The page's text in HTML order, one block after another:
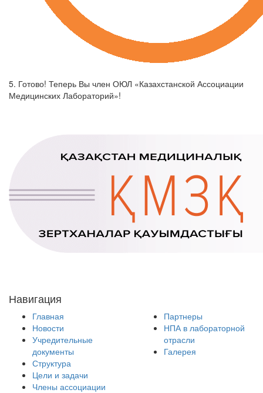
5. Готово! Теперь Вы член ОЮЛ «Казахстанской Ассоциации
Медицинских Лабораторий»!
Навигация
Главная
Новости
Учредительные
документы
Структура
Цели и задачи
Члены ассоциации
Партнеры
НПА в лабораторной
отрасли
Галерея